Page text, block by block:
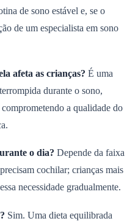
de sono estável e, se o
de um especialista em sono
afeta as crianças? É uma
durante o sono,
a qualidade do
o dia? Depende da faixa
cochilar; crianças mais
necessidade gradualmente.
Sim. Uma dieta equilibrada